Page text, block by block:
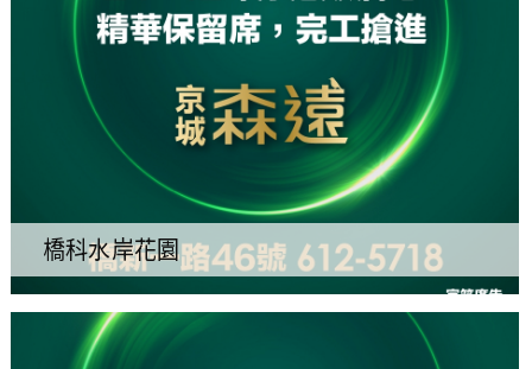
橋科水岸花園